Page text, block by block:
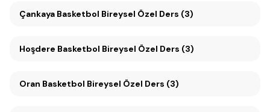
Çankaya Basketbol Bireysel Özel Ders (3)
Hoşdere Basketbol Bireysel Özel Ders (3)
Oran Basketbol Bireysel Özel Ders (3)